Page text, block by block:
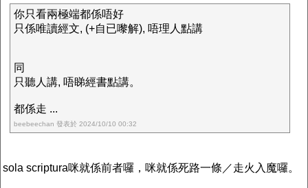
你只看兩極端都係唔好
只係唯讀經文, (+自已嚟解), 唔理人點講
同
只聽人講, 唔睇經書點講。
都係走 ...
beebeechan 發表於 2024/10/10 00:32
sola scriptura咪就係前者囉，咪就係死路一條／走火入魔囉。